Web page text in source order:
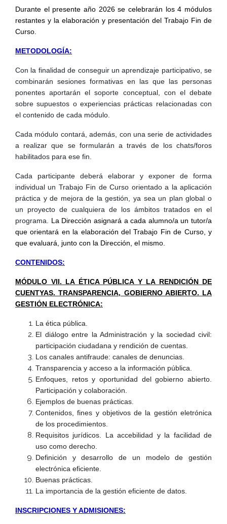
Durante el presente año 2026 se celebrarán los 4 módulos
restantes y la elaboración y presentación del Trabajo Fin de
Curso.
METODOLOGÍA:
Con la finalidad de conseguir un aprendizaje participativo, se
combinarán sesiones formativas en las que las personas
ponentes aportarán el soporte conceptual, con el debate
sobre supuestos o experiencias prácticas relacionadas con
el contenido de cada módulo.
Cada módulo contará, además, con una serie de actividades
a realizar que se formularán a través de los chats/foros
habilitados para ese fin.
Cada participante deberá elaborar y exponer de forma
individual un Trabajo Fin de Curso orientado a la aplicación
práctica y de mejora de la gestión, ya sea un plan global o
un proyecto de cualquiera de los ámbitos tratados en el
programa. La Dirección asignará a cada alumno/a un tutor/a
que orientará en la elaboración del Trabajo Fin de Curso, y
que evaluará, junto con la Dirección, el mismo.
CONTENIDOS:
MÓDULO VII. LA ÉTICA PÚBLICA Y LA RENDICIÓN DE
CUENTYAS. TRANSPARENCIA, GOBIERNO ABIERTO. LA
GESTIÓN ELECTRÓNICA:
La ética pública.
El diálogo entre la Administración y la sociedad civil:
participación ciudadana y rendición de cuentas.
Los canales antifraude: canales de denuncias.
Transparencia y acceso a la información pública.
Enfoques, retos y oportunidad del gobierno abierto.
Participación y colaboración.
Ejemplos de buenas prácticas.
Contenidos, fines y objetivos de la gestión eletrónica
de los procedimientos.
Requisitos jurídicos. La accebilidad y la facilidad de
uso como derecho.
Definición y desarrollo de un modelo de gestión
electrónica eficiente.
Buenas prácticas.
La importancia de la gestión eficiente de datos.
INSCRIPCIONES Y ADMISIONES: